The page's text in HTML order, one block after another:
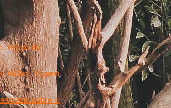
Artigo de
Müller, Viganò
sobre o